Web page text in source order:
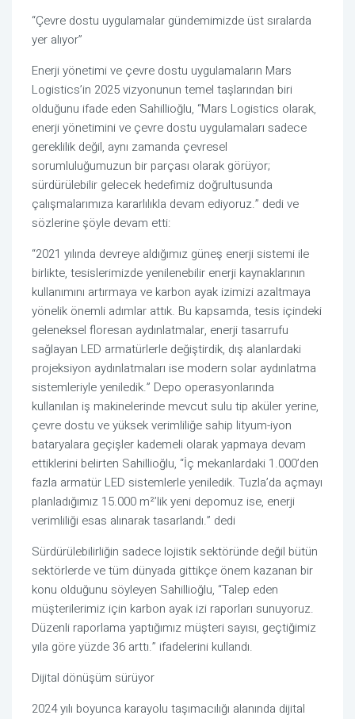
“Çevre dostu uygulamalar gündemimizde üst sıralarda
yer alıyor”
Enerji yönetimi ve çevre dostu uygulamaların Mars
Logistics’in 2025 vizyonunun temel taşlarından biri
olduğunu ifade eden Sahillioğlu, “Mars Logistics olarak,
enerji yönetimini ve çevre dostu uygulamaları sadece
gereklilik değil, aynı zamanda çevresel
sorumluluğumuzun bir parçası olarak görüyor;
sürdürülebilir gelecek hedefimiz doğrultusunda
çalışmalarımıza kararlılıkla devam ediyoruz.” dedi ve
sözlerine şöyle devam etti:
“2021 yılında devreye aldığımız güneş enerji sistemi ile
birlikte, tesislerimizde yenilenebilir enerji kaynaklarının
kullanımını artırmaya ve karbon ayak izimizi azaltmaya
yönelik önemli adımlar attık. Bu kapsamda, tesis içindeki
geleneksel floresan aydınlatmalar, enerji tasarrufu
sağlayan LED armatürlerle değiştirdik, dış alanlardaki
projeksiyon aydınlatmaları ise modern solar aydınlatma
sistemleriyle yeniledik.” Depo operasyonlarında
kullanılan iş makinelerinde mevcut sulu tip aküler yerine,
çevre dostu ve yüksek verimliliğe sahip lityum-iyon
bataryalara geçişler kademeli olarak yapmaya devam
ettiklerini belirten Sahillioğlu, “İç mekanlardaki 1.000’den
fazla armatür LED sistemlerle yeniledik. Tuzla’da açmayı
planladığımız 15.000 m²’lik yeni depomuz ise, enerji
verimliliği esas alınarak tasarlandı.” dedi
Sürdürülebilirliğin sadece lojistik sektöründe değil bütün
sektörlerde ve tüm dünyada gittikçe önem kazanan bir
konu olduğunu söyleyen Sahillioğlu, “Talep eden
müşterilerimiz için karbon ayak izi raporları sunuyoruz.
Düzenli raporlama yaptığımız müşteri sayısı, geçtiğimiz
yıla göre yüzde 36 arttı.” ifadelerini kullandı.
Dijital dönüşüm sürüyor
2024 yılı boyunca karayolu taşımacılığı alanında dijital